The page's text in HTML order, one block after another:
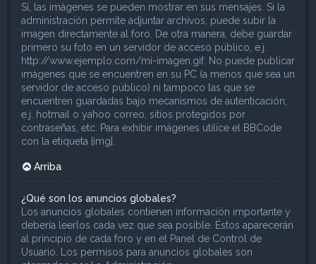
Sí, las imágenes se pueden mostrar en sus mensajes. Si la
administración permite adjuntar archivos, puede subir la
imagen directamente al foro. De otra manera, debe guardar
primero su foto en un servidor de acceso público, e.j.
http://www.ejemplo.com/mi-imagen.gif. No puede publicar
imágenes que se encuentren en su PC (a menos que sea un
servidor de acceso público) ni tampoco las que se
encuentren guardadas bajo mecanismos de autenticación,
e.j. hotmail o yahoo correo, sitios protegidos por
contraseñas, etc. Para exhibir imágenes utilice el BBCode
con la etiqueta [img].
Arriba
¿Qué son los anuncios globales?
Los anuncios globales contienen información importante y
debería leerlos cada vez que sea posible. Éstos aparecerán
al principio de cada foro y en el Panel de Control de
Usuario. Los permisos para anuncios globales son